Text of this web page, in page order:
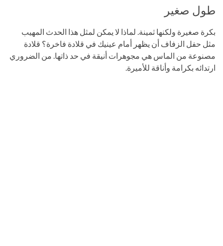
طول صغير
بكرة صغيرة ولكنها ثمينة. لماذا لا يمكن لمثل هذا الحدث المهيب
مثل حفل الزفاف أن يظهر أمام عينيك في قلادة فاخرة؟ قلادة
مصنوعة من الماس هي مجوهرات أنيقة في حد ذاتها. من الضروري
ارتدائه بكرامة وأناقة للأميرة.